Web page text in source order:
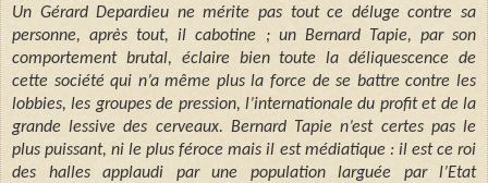
Un Gérard Depardieu ne mérite pas tout ce déluge contre sa
personne, après tout, il cabotine ; un Bernard Tapie, par son
comportement brutal, éclaire bien toute la déliquescence de
cette société qui n’a même plus la force de se battre contre les
lobbies, les groupes de pression, l’internationale du profit et de la
grande lessive des cerveaux. Bernard Tapie n’est certes pas le
plus puissant, ni le plus féroce mais il est médiatique : il est ce roi
des halles applaudi par une population larguée par l’Etat